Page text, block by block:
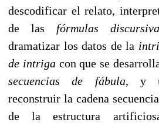
descodificar el relato,
de las fórmulas
dramatizar los datos de la
de intrigacon que se
secuencias de fábula, y
reconstruir la cadena
de la estructura